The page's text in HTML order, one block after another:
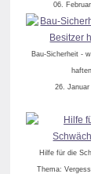
06.
Bau-Sicherheit -
haften
26. Januar
Hilfe für die
Thema: